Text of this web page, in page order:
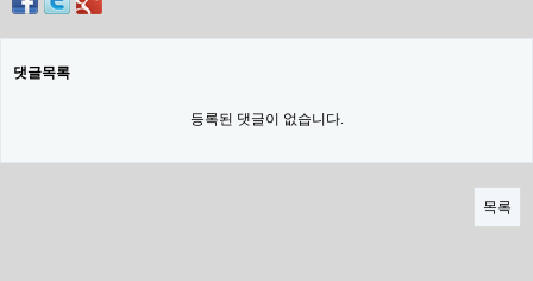
댓글목록
등록된 댓글이 없습니다.
목록